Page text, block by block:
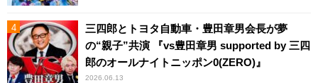
三四郎とトヨタ自動車・豊田章男会長が夢
の“親子”共演 『vs豊田章男 supported by 三四
郎のオールナイトニッポン0(ZERO)』
2026.06.13